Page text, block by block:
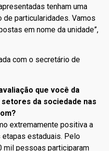
tenham uma
de particularidades. Vamos
em nome da unidade”,
com o secretário de
que você da
da sociedade nas
extremamente positiva a
estaduais. Pelo
mil pessoas participaram